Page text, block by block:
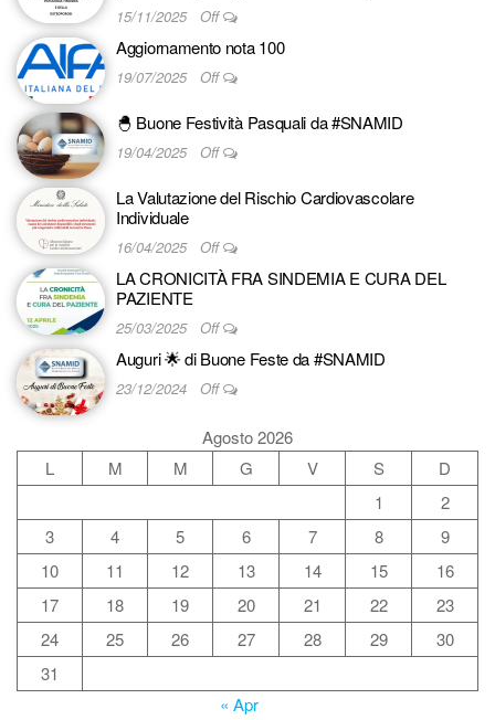
15/11/2025 Off
Aggiornamento nota 100
19/07/2025 Off
🐣 Buone Festività Pasquali da #SNAMID
19/04/2025 Off
La Valutazione del Rischio Cardiovascolare
Individuale
16/04/2025 Off
LA CRONICITÀ FRA SINDEMIA E CURA DEL
PAZIENTE
25/03/2025 Off
Auguri 🌟 di Buone Feste da #SNAMID
23/12/2024 Off
Agosto 2026
L
M M G V S
D
1
2
3
4 5 6 7 8
9
10
11 12 13 14 15
16
17
18 19 20 21 22
23
24
25 26 27 28 29
30
31
« Apr